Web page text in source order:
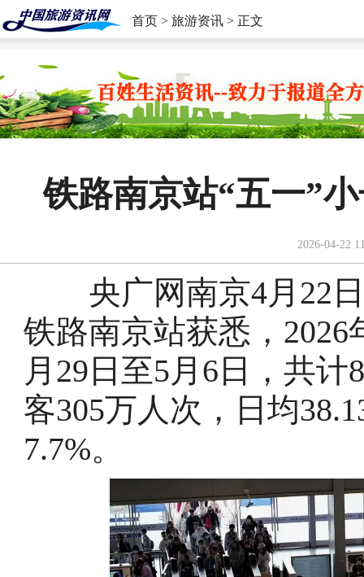
首页 > 旅游资讯 > 正文
铁路南京站“五一”
2026-04-22
央广网南京4月22日
铁路南京站获悉，2026
月29日至5月6日，共
客305万人次，日均
7.7%。